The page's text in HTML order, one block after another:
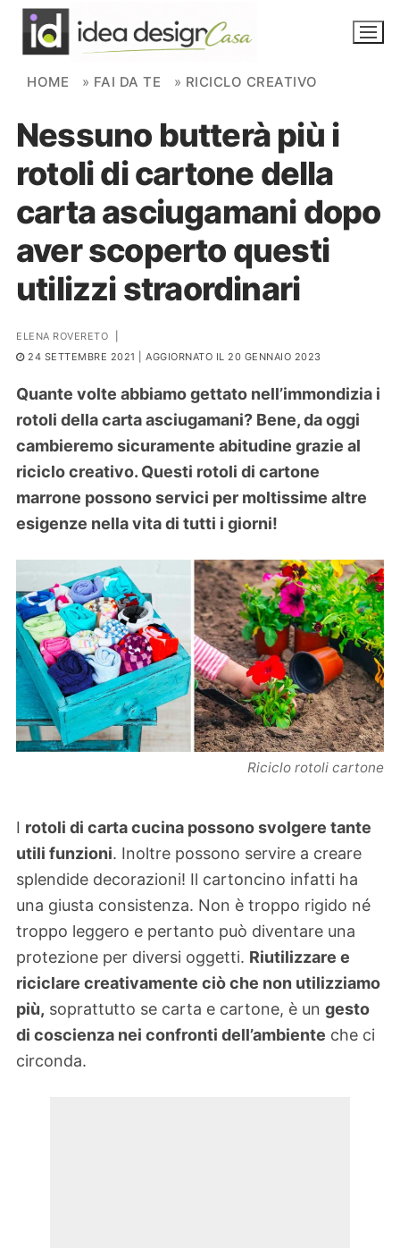
Skip to content
NOVITÀ
AMBIENTI
FAI DA TE
PIANTE
Ortaggio
HOME » FAI DA TE » RICICLO CREATIVO
Nessuno butterà più i
rotoli di cartone della
carta asciugamani dopo
aver scoperto questi
utilizzi straordinari
ELENA ROVERETO
24 SETTEMBRE 2021
| AGGIORNATO IL 20 GENNAIO 2023
Quante volte abbiamo gettato nell’immondizia i
rotoli della carta asciugamani? Bene, da oggi
cambieremo sicuramente abitudine grazie al
riciclo creativo. Questi rotoli di cartone
marrone possono servici per moltissime altre
esigenze nella vita di tutti i giorni!
Riciclo rotoli cartone
I rotoli di carta cucina possono svolgere tante
utili funzioni. Inoltre possono servire a creare
splendide decorazioni! Il cartoncino infatti ha
una giusta consistenza. Non è troppo rigido né
troppo leggero e pertanto può diventare una
protezione per diversi oggetti. Riutilizzare e
riciclare creativamente ciò che non utilizziamo
più, soprattutto se carta e cartone, è un gesto
di coscienza nei confronti dell’ambiente che ci
circonda.